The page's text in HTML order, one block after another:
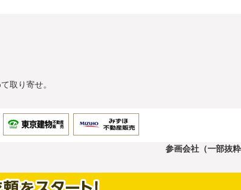
取り寄せ。
参画会社（一部抜粋